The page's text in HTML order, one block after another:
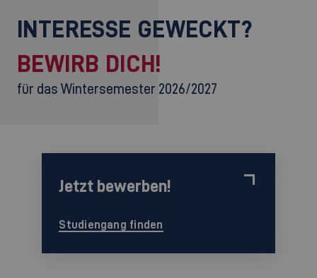
INTERESSE GEWECKT?
BEWIRB DICH!
für das Wintersemester 2026/2027
Jetzt bewerben!
Studiengang finden